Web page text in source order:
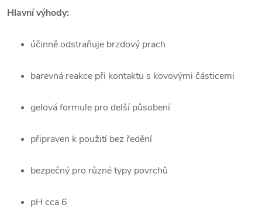
Hlavní výhody:
účinně odstraňuje brzdový prach
barevná reakce při kontaktu s kovovými částicemi
gelová formule pro delší působení
připraven k použití bez ředění
bezpečný pro různé typy povrchů
pH cca 6